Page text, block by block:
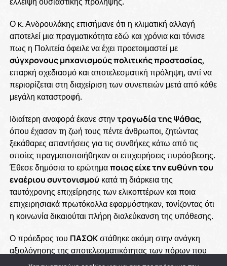
Ο κ. Ανδρουλάκης επισήμανε ότι η κλιματική αλλαγή
αποτελεί μια πραγματικότητα εδώ και χρόνια και τόνισε
πως η Πολιτεία όφειλε να έχει προετοιμαστεί με
σύγχρονους μηχανισμούς πολιτικής προστασίας,
επαρκή σχεδιασμό και αποτελεσματική πρόληψη, αντί να
περιορίζεται στη διαχείριση των συνεπειών μετά από κάθε
μεγάλη καταστροφή.
Ιδιαίτερη αναφορά έκανε στηντραγωδία της Ψάθας,
όπου έχασαν τη ζωή τους πέντε άνθρωποι, ζητώντας
ξεκάθαρες απαντήσεις για τις συνθήκες κάτω από τις
οποίες πραγματοποιήθηκαν οι επιχειρήσεις πυρόσβεσης.
Έθεσε δημόσια το ερώτημαποιος είχε την ευθύνη του
εναέριου συντονισμού κατά τη διάρκεια της
ταυτόχρονης επιχείρησης των ελικοπτέρων και ποια
επιχειρησιακά πρωτόκολλα εφαρμόστηκαν, τονίζοντας ότι
η κοινωνία δικαιούται πλήρη διαλεύκανση της υπόθεσης.
Ο πρόεδρος του ΠΑΣΟΚστάθηκε ακόμη στην ανάγκη
αξιολόγησης της αποτελεσματικότητας των πόρων που
έχουν διατεθεί μέσω των προγραμμάτων
ΑΙΓΙΣ
και